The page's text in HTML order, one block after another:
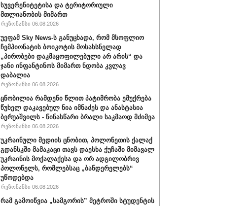
სუვერენიტეტისა და ტერიტორიული
მთლიანობის მიმართ
რეზონანსი 06.08.2026
უეფამ Sky News-ს განუცხადა, რომ მსოფლიო
ჩემპიონატის ბოიკოტის მოსახსნელად
„პირობები დაკმაყოფილებული არ არის“ და
ჯანი ინფანტინოს მიმართ ნდობა კვლავ
დაბალია
რეზონანსი 06.08.2026
ცნობილია რამდენი წლით პატიმრობა ემუქრება
წუხელ დაკავებულ ნია იმნაძეს და ანასტასია
ბერუაშვილს - წინასწარი ბრალი საკმაოდ მძიმეა
რეზონანსი 06.08.2026
უკრაინული მედიის ცნობით, პოლონეთის ქალაქ
გდანსკში მამაკაცი თავს დაესხა ქუჩაში მიმავალ
უკრაინის მოქალაქესა და ორ ადგილობრივ
პოლონელს, რომლებსაც „ბანდერელებს“
უწოდებდა
რეზონანსი 06.08.2026
რამ გამოიწვია „სამგორის” მეტროში სტუდენტის